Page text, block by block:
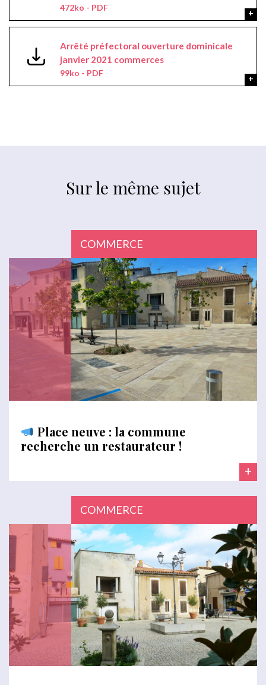
472ko - PDF
Arrêté préfectoral ouverture dominicale
janvier 2021 commerces
99ko - PDF
Sur le même sujet
COMMERCE
Place neuve : la commune
recherche un restaurateur !
+
COMMERCE